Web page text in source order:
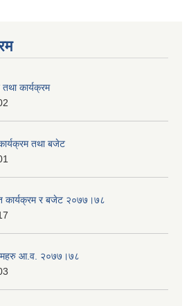
कार्यक्रम
तथा बजेट
कार्यक्रम र बजेट २०७७।७८
आ.व. २०७७।७८